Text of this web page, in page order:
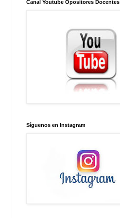
Canal Youtube Opositores Docentes
Síguenos en Instagram